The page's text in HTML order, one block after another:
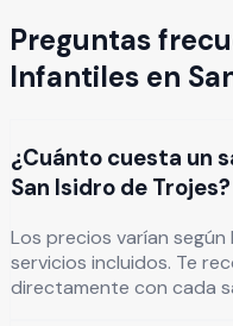
Preguntas
Infantiles en
¿Cuánto cuesta un
San Isidro de Trojes?
Los precios varían
servicios incluidos. Te
directamente con cada